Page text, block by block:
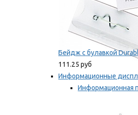
Бейдж с булавкой
111.25 руб
Информационные
Информационная